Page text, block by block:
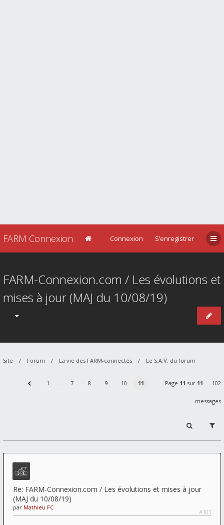
FARM Connexion Connexion S’enregistrer
FARM-Connexion.com / Les évolutions et
mises à jour (MAJ du 10/08/19)
Site Forum La vie des FARM-connectés Le S.A.V. du forum
1 … 7 8 9 10 11 Page 11 sur 11 102
messages
Re: FARM-Connexion.com / Les évolutions et mises à jour
(MAJ du 10/08/19)
#101
par Mathieu FC